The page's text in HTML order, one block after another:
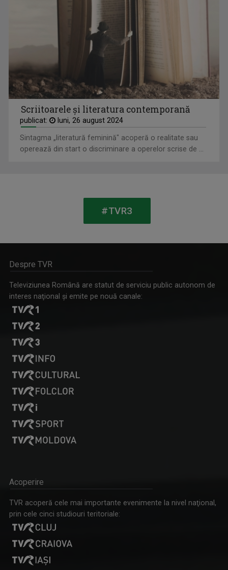
FELICIA STOIAN
Prezintă „Cântecul de acasă” și „Cântec și ...
Jurnalist TV - Compartiment Minorități TVR ...
SIMONA MUȘUROI
Simona Mușuroi prezintă emisiunea "Regiunea în ...
RALUCA AFTENE
Realizator de emisiuni şi prezentator la TVR ...
Scriitoarele și literatura contemporană
publicat: luni, 26 august 2024
Sintagma „literatură feminină" acoperă o realitate sau
operează din start o discriminare a operelor scrise de ...
#TVR3
Despre TVR
Televiziunea Română are statut de serviciu public autonom de
interes naţional şi emite pe nouă canale:
Acoperire
TVR acoperă cele mai importante evenimente la nivel naţional,
prin cele cinci studiouri teritoriale: